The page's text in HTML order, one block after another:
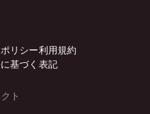
リシー利用規約
基づく表記
ト